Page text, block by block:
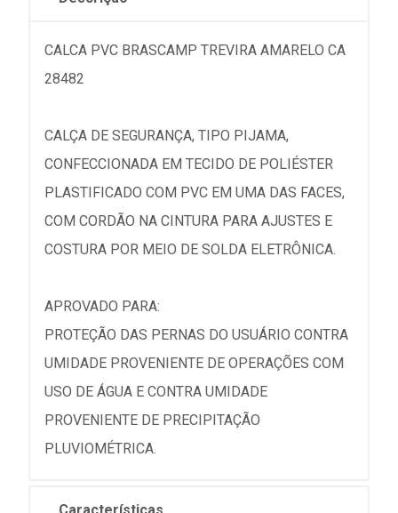
CALCA PVC BRASCAMP TREVIRA AMARELO CA
28482
CALÇA DE SEGURANÇA, TIPO PIJAMA,
CONFECCIONADA EM TECIDO DE POLIÉSTER
PLASTIFICADO COM PVC EM UMA DAS FACES,
COM CORDÃO NA CINTURA PARA AJUSTES E
COSTURA POR MEIO DE SOLDA ELETRÔNICA.
APROVADO PARA:
PROTEÇÃO DAS PERNAS DO USUÁRIO CONTRA
UMIDADE PROVENIENTE DE OPERAÇÕES COM
USO DE ÁGUA E CONTRA UMIDADE
PROVENIENTE DE PRECIPITAÇÃO
PLUVIOMÉTRICA.